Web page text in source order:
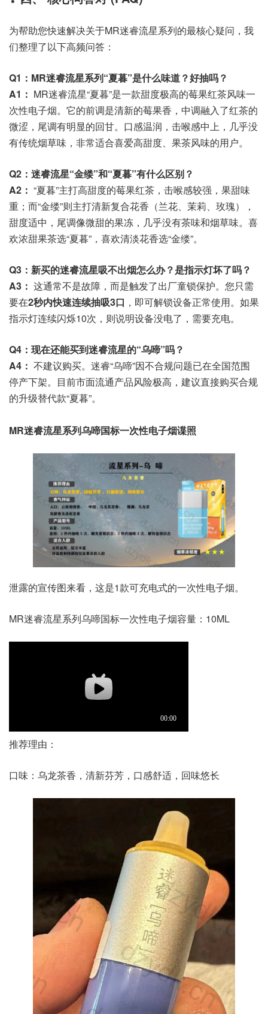
为帮助您快速解决关于MR迷睿流星系列的最核心疑问，我
们整理了以下高频问答：
Q1：MR迷睿流星系列“夏暮”是什么味道？好抽吗？
A1： MR迷睿流星“夏暮”是一款甜度极高的莓果红茶风味一
次性电子烟。它的前调是清新的莓果香，中调融入了红茶的
微涩，尾调有明显的回甘。口感温润，击喉感中上，几乎没
有传统烟草味，非常适合喜爱高甜度、果茶风味的用户。
Q2：迷睿流星“金缕”和“夏暮”有什么区别？
A2： “夏暮”主打高甜度的莓果红茶，击喉感较强，果甜味
重；而“金缕”则主打清新复合花香（兰花、茉莉、玫瑰），
甜度适中，尾调像微甜的果冻，几乎没有茶味和烟草味。喜
欢浓甜果茶选“夏暮”，喜欢清淡花香选“金缕”。
Q3：新买的迷睿流星吸不出烟怎么办？是指示灯坏了吗？
A3： 这通常不是故障，而是触发了出厂童锁保护。您只需
要在2秒内快速连续抽吸3口 ，即可解锁设备正常使用。如果
指示灯连续闪烁10次，则说明设备没电了，需要充电。
Q4：现在还能买到迷睿流星的“乌啼”吗？
A4： 不建议购买。迷睿“乌啼”因不合规问题已在全国范围
停产下架。目前市面流通产品风险极高，建议直接购买合规
的升级替代款“夏暮”。
MR迷睿流星系列乌啼国标一次性电子烟谍照
泄露的宣传图来看，这是1款可充电式的一次性电子烟。
MR迷睿流星系列乌啼国标一次性电子烟容量：10ML
推荐理由：
口味：乌龙茶香，清新芬芳，口感舒适，回味悠长